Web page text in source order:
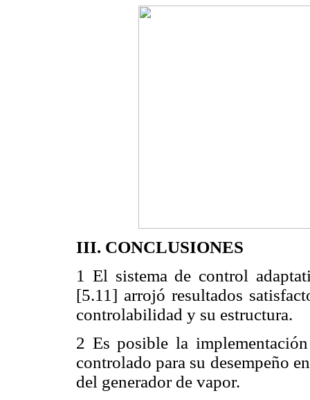
III. CONCLUSIONES
1 El sistema de control
[5.11] arrojó resultados
controlabilidad y su estructura.
2 Es posible la
controlado para su desempeño
del generador de vapor.